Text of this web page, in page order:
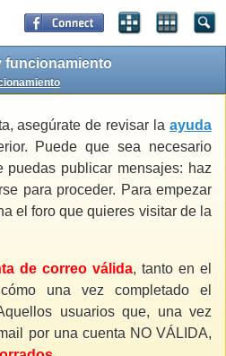
funcionamiento
asegúrate de revisar la ayuda
Puede que sea necesario
puedas publicar mensajes: haz
para proceder. Para empezar
el foro que quieres visitar de la
de correo válida, tanto en el
una vez completado el
usuarios que, una vez
por una cuenta NO VÁLIDA,